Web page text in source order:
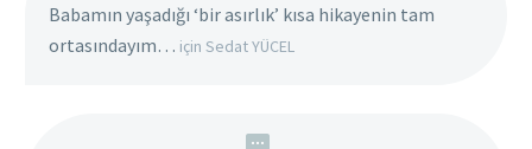
Babamın yaşadığı ‘bir asırlık’ kısa hikayenin tam
ortasındayım… için Sedat YÜCEL